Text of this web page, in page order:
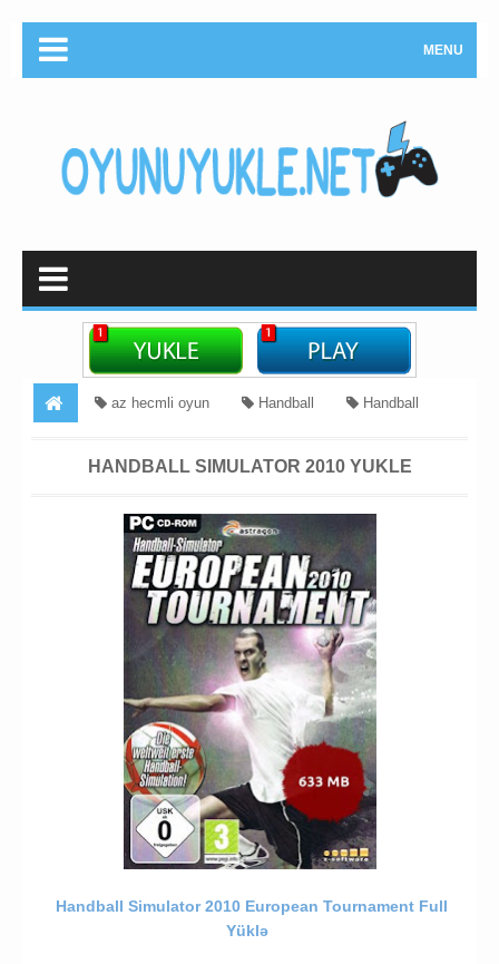
MENU
az hecmli oyun Handball Handball
HANDBALL SIMULATOR 2010 YUKLE
Handball Simulator 2010 European Tournament Full
Yüklə